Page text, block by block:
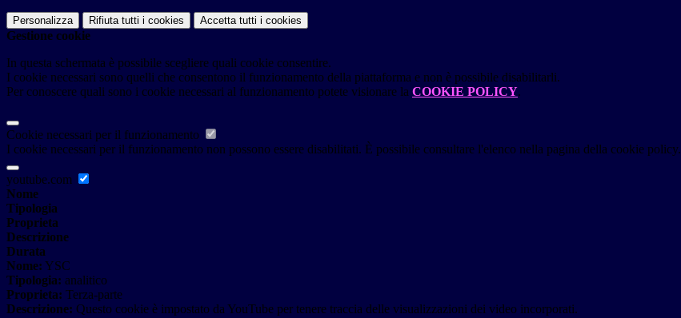
Personalizza Rifiuta tutti i cookies Accetta tutti i cookies
Gestione cookie
In questa schermata è possibile scegliere quali cookie consentire.
I cookie necessari sono quelli che consentono il funzionamento della piattaforma e non è possibile disabilitarli.
Per conoscere quali sono i cookie necessari al funzionamento potete visionare la COOKIE POLICY.
Cookie necessari per il funzionamento
I cookie necessari per il funzionamento non possono essere disabilitati. È possibile consultare l'elenco nella pagina della cookie policy.
youtube.com
Nome
Tipologia
Proprieta
Descrizione
Durata
Nome: YSC
Tipologia: analitico
Proprieta: Terza-parte
Descrizione: Questo cookie è impostato da YouTube per tenere traccia delle visualizzazioni dei video incorporati.